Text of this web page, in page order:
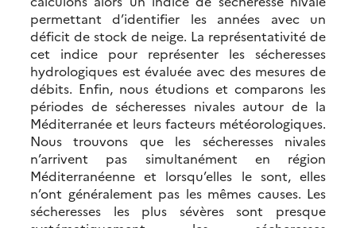
permettant d’identifier les années avec un
déficit de stock de neige. La représentativité de
cet indice pour représenter les sécheresses
hydrologiques est évaluée avec des mesures de
débits. Enfin, nous étudions et comparons les
périodes de sécheresses nivales autour de la
Méditerranée et leurs facteurs météorologiques.
Nous trouvons que les sécheresses nivales
n’arrivent pas simultanément en région
Méditerranéenne et lorsqu’elles le sont, elles
n’ont généralement pas les mêmes causes. Les
sécheresses les plus sévères sont presque